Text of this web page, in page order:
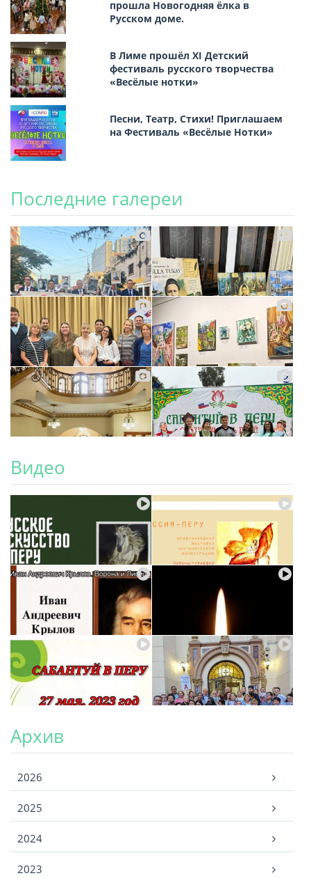
прошла Новогодняя ёлка в
Русском доме.
В Лиме прошёл XI Детский
фестиваль русского творчества
«Весёлые нотки»
Песни, Театр, Стихи! Приглашаем
на Фестиваль «Весёлые Нотки»
Последние галереи
Видео
Архив
2026
2025
2024
2023